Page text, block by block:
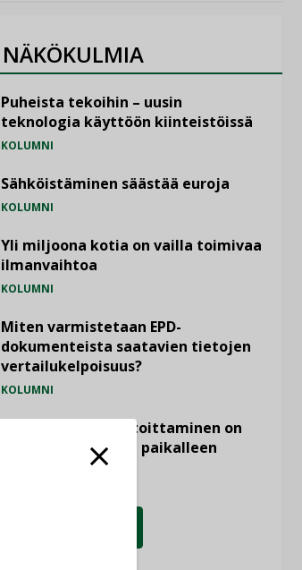
NÄKÖKULMIA
Puheista tekoihin – uusin
teknologia käyttöön kiinteistöissä
KOLUMNI
Sähköistäminen säästää euroja
KOLUMNI
Yli miljoona kotia on vailla toimivaa
ilmanvaihtoa
KOLUMNI
Miten varmistetaan EPD-
dokumenteista saatavien tietojen
vertailukelpoisuus?
KOLUMNI
Vesi- ja viemärimitoittaminen on
jämähtänyt ajassa paikalleen